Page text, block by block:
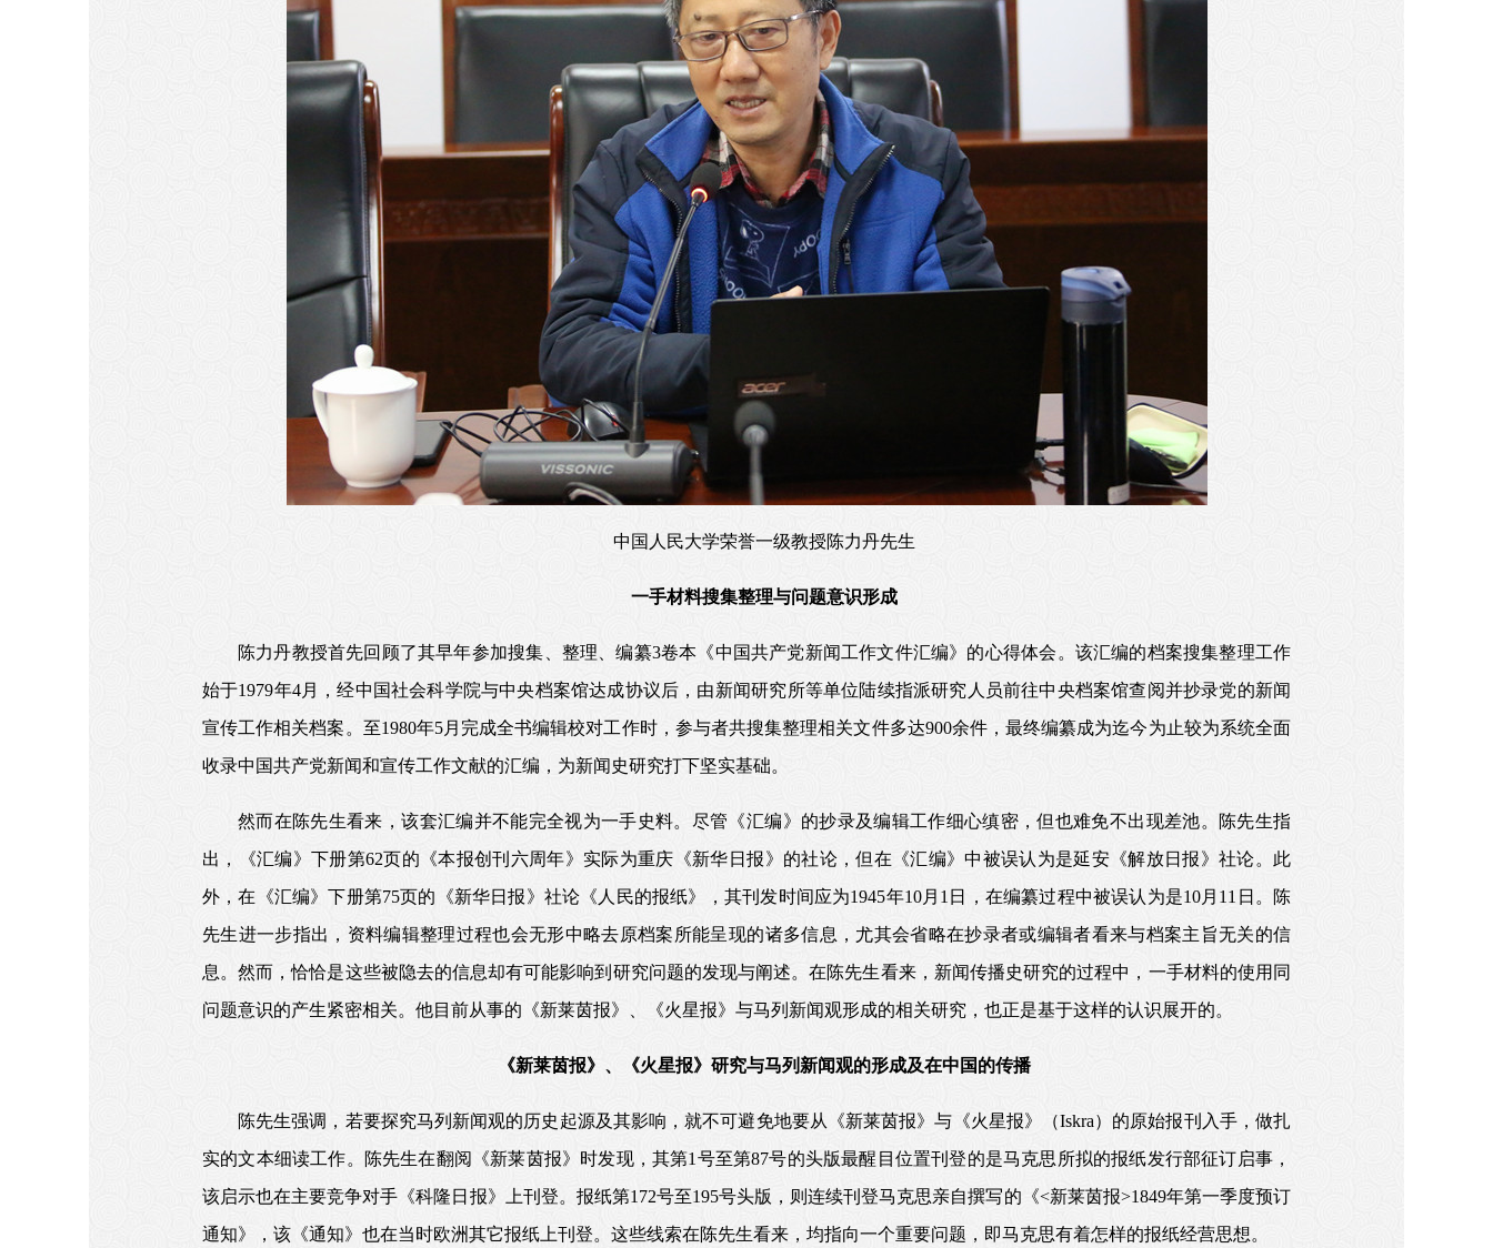
中国人民大学荣誉一级教授陈力丹先生
一手材料搜集整理与问题意识形成
陈力丹教授首先回顾了其早年参加搜集、整理、编纂3卷本《中国共产党新闻工作文件汇编》的心得体会。该汇编的档案搜集整理工作
始于1979年4月，经中国社会科学院与中央档案馆达成协议后，由新闻研究所等单位陆续指派研究人员前往中央档案馆查阅并抄录党的新闻
宣传工作相关档案。至1980年5月完成全书编辑校对工作时，参与者共搜集整理相关文件多达900余件，最终编纂成为迄今为止较为系统全面
收录中国共产党新闻和宣传工作文献的汇编，为新闻史研究打下坚实基础。
然而在陈先生看来，该套汇编并不能完全视为一手史料。尽管《汇编》的抄录及编辑工作细心缜密，但也难免不出现差池。陈先生指
出，《汇编》下册第62页的《本报创刊六周年》实际为重庆《新华日报》的社论，但在《汇编》中被误认为是延安《解放日报》社论。此
外，在《汇编》下册第75页的《新华日报》社论《人民的报纸》，其刊发时间应为1945年10月1日，在编纂过程中被误认为是10月11日。陈
先生进一步指出，资料编辑整理过程也会无形中略去原档案所能呈现的诸多信息，尤其会省略在抄录者或编辑者看来与档案主旨无关的信
息。然而，恰恰是这些被隐去的信息却有可能影响到研究问题的发现与阐述。在陈先生看来，新闻传播史研究的过程中，一手材料的使用同
问题意识的产生紧密相关。他目前从事的《新莱茵报》、《火星报》与马列新闻观形成的相关研究，也正是基于这样的认识展开的。
《新莱茵报》、《火星报》研究与马列新闻观的形成及在中国的传播
陈先生强调，若要探究马列新闻观的历史起源及其影响，就不可避免地要从《新莱茵报》与《火星报》（Iskra）的原始报刊入手，做扎
实的文本细读工作。陈先生在翻阅《新莱茵报》时发现，其第1号至第87号的头版最醒目位置刊登的是马克思所拟的报纸发行部征订启事，
该启示也在主要竞争对手《科隆日报》上刊登。报纸第172号至195号头版，则连续刊登马克思亲自撰写的《<新莱茵报>1849年第一季度预订
通知》，该《通知》也在当时欧洲其它报纸上刊登。这些线索在陈先生看来，均指向一个重要问题，即马克思有着怎样的报纸经营思想。